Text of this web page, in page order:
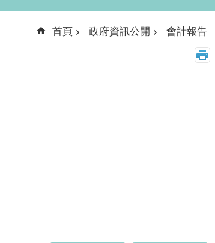
首頁 政府資訊公開 會計報告